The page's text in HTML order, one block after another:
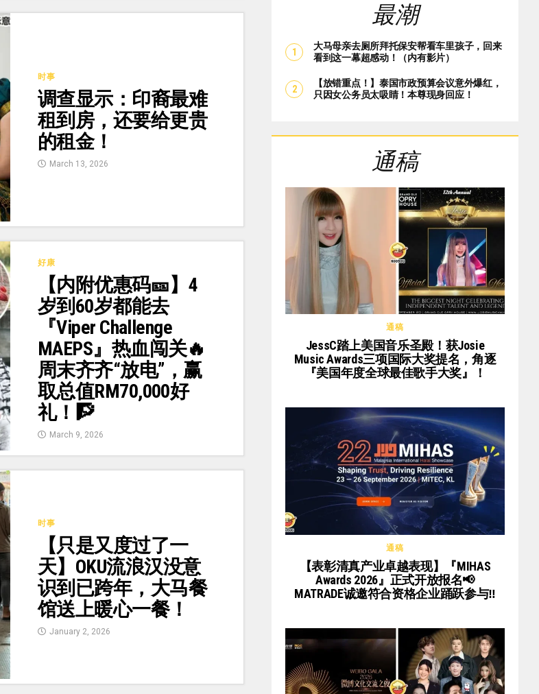
时事
调查显示：印裔最难
租到房，还要给更贵
的租金！
March 13, 2026
好康
【内附优惠码🎫】4
岁到60岁都能去
『Viper Challenge
MAEPS』热血闯关🔥
周末齐齐“放电”，赢
取总值RM70,000好
礼！🧗
March 9, 2026
时事
【只是又度过了一
天】OKU流浪汉没意
识到已跨年，大马餐
馆送上暖心一餐！
January 2, 2026
最潮
大马母亲去厕所拜托保安帮看车里孩子，回来
看到这一幕超感动！（内有影片）
【放错重点！】泰国市政预算会议意外爆红，
只因女公务员太吸睛！本尊现身回应！
通稿
通稿
JessC踏上美国音乐圣殿！获Josie
Music Awards三项国际大奖提名，角逐
『美国年度全球最佳歌手大奖』！
通稿
【表彰清真产业卓越表现】『MIHAS
Awards 2026』正式开放报名📢
MATRADE诚邀符合资格企业踊跃参与‼️